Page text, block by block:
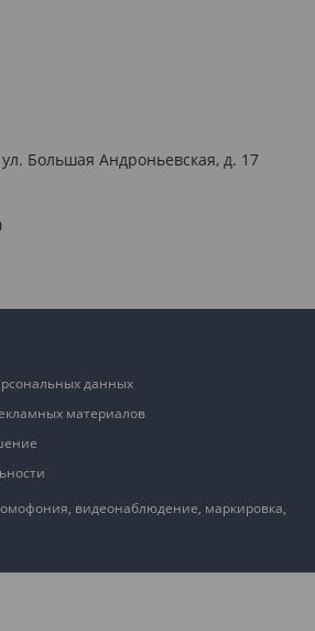
Большая Андроньевская, д. 17
видеонаблюдение, маркировка,
данных
материалов